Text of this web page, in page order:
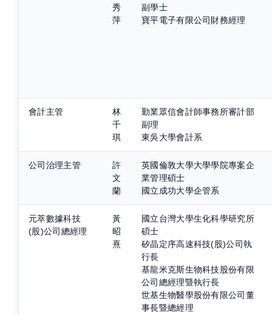
秀
萍
副學士
寶平電子有限公司財務經理
會計主管
林
千
琪
勤業眾信會計師事務所審計部
副理
東吳大學會計系
公司治理主管
許
文
蘭
英國倫敦大學大學學院專案企
業管理碩士
國立成功大學企管系
元萃數據科技
(股)公司總經理
黃
昭
熹
國立台灣大學生化科學研究所
碩士
矽晶定序高速科技(股)公司執
行長
基龍米克斯生物科技股份有限
公司總經理暨執行長
世基生物醫學股份有限公司董
事長暨總經理